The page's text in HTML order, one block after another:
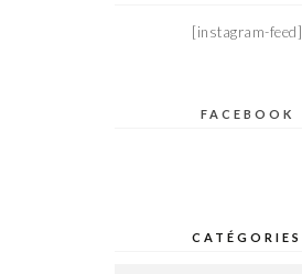
[instagram-feed]
FACEBOOK
CATÉGORIES